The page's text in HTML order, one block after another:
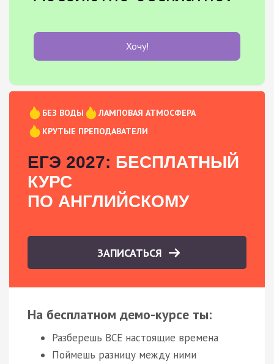
Хочу!
БЕЗ ВОДЫ
ЛАМПОВАЯ АТМОСФЕРА
КРУТЫЕ ПРЕПОДАВАТЕЛИ
ЕГЭ 2027: БЕСПЛАТНЫЙ
КУРС
ПО АНГЛИЙСКОМУ
ЗАПИСАТЬСЯ
На бесплатном демо-курсе ты:
Разберешь ВСЕ настоящие времена
Поймешь разницу между ними